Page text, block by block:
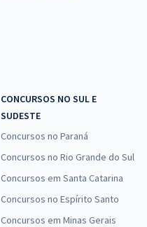
CONCURSOS NO SUL E
SUDESTE
Concursos no Paraná
Concursos no Rio Grande do Sul
Concursos em Santa Catarina
Concursos no Espírito Santo
Concursos em Minas Gerais